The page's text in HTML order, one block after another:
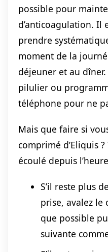
possible pour
d’anticoagulation. Il
prendre
moment de la
déjeuner et au
pilulier ou
téléphone pour ne
Mais que faire si
comprimé d’Eliquis
écoulé depuis
S’il reste plus
prise, avalez le
que possible
suivante